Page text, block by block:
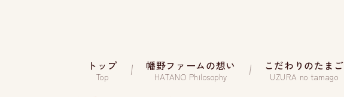
トップ
Top
幡野ファームの想い
HATANO Philosophy
こだわりのたまご
UZURA no tamago